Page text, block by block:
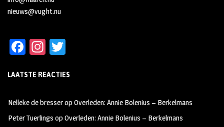
nieuws@vught.nu
Fa
b
oo
k
In
ag
m
tt
LAATSTE REACTIES
Nelleke de bresseropOverleden: Annie Bolenius – Berkelmans
Peter Tuerlings opOverleden: Annie Bolenius – Berkelmans